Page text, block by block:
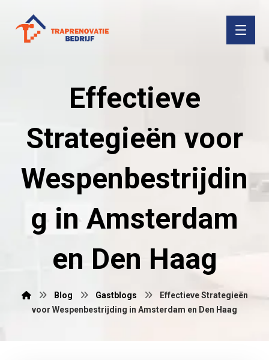
Effectieve
Strategieën voor
Wespenbestrijdin
g in Amsterdam
en Den Haag
Blog Gastblogs
Effectieve Strategieën
voor Wespenbestrijding in Amsterdam en Den Haag